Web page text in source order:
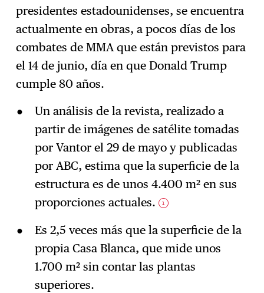
presidentes estadounidenses, se encuentra
actualmente en obras, a pocos días de los
combates de MMA que están previstos para
el 14 de junio, día en que Donald Trump
cumple 80 años.
Un análisis de la revista, realizado a
partir de imágenes de satélite tomadas
por Vantor el 29 de mayo y publicadas
por ABC, estima que la superficie de la
estructura es de unos 4.400 m² en sus
proporciones actuales.
1
Es 2,5 veces más que la superficie de la
propia Casa Blanca, que mide unos
1.700 m² sin contar las plantas
superiores.